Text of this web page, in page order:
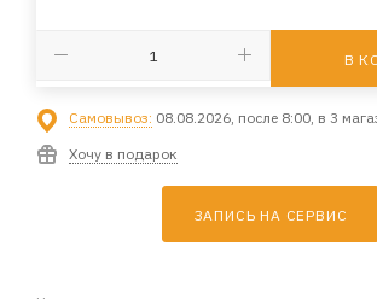
В
Самовывоз: 08.08.2026, после 8:00, в 3
Хочу в подарок
ЗАПИСЬ НА СЕРВИС